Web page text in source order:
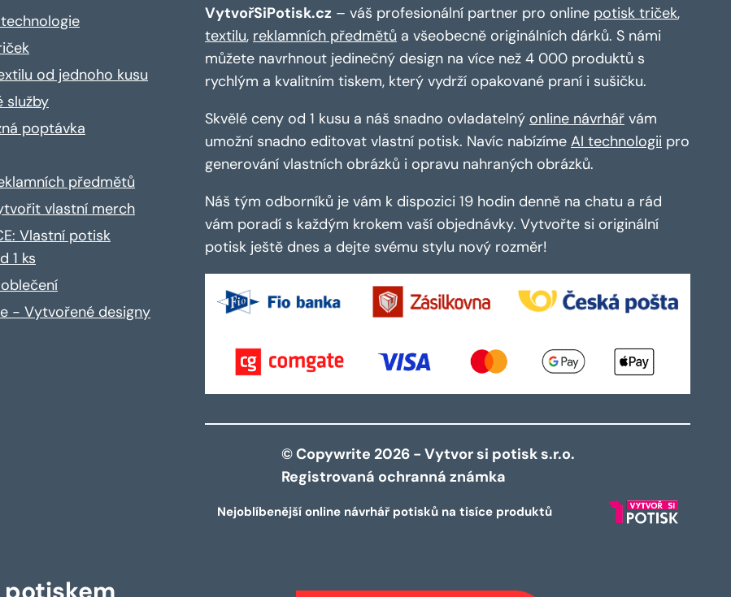
od jednoho kusu
služby
poptávka
předmětů
vlastní merch
Vlastní potisk
1 ks
- Vytvořené designy
VytvořSiPotisk.cz – váš profesionální partner pro online potisk triček,
textilu, reklamních předmětů a všeobecně originálních dárků. S námi
můžete navrhnout jedinečný design na více než 4 000 produktů s
rychlým a kvalitním tiskem, který vydrží opakované praní i sušičku.
Skvělé ceny od 1 kusu a náš snadno ovladatelný online návrhář vám
umožní snadno editovat vlastní potisk. Navíc nabízíme AI technologii pro
generování vlastních obrázků i opravu nahraných obrázků.
Náš tým odborníků je vám k dispozici 19 hodin denně na chatu a rád
vám poradí s každým krokem vaší objednávky. Vytvořte si originální
potisk ještě dnes a dejte svému stylu nový rozměr!
© Copywrite 2026 - Vytvor si potisk s.r.o.
Registrovaná ochranná známka
Nejoblíbenější online návrhář potisků na tisíce produktů